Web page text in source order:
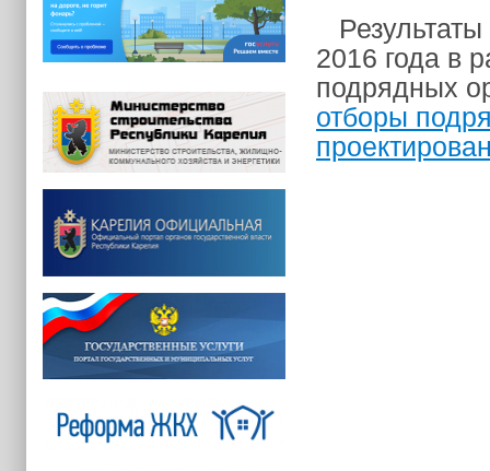
2016 года в
подрядных
отборы